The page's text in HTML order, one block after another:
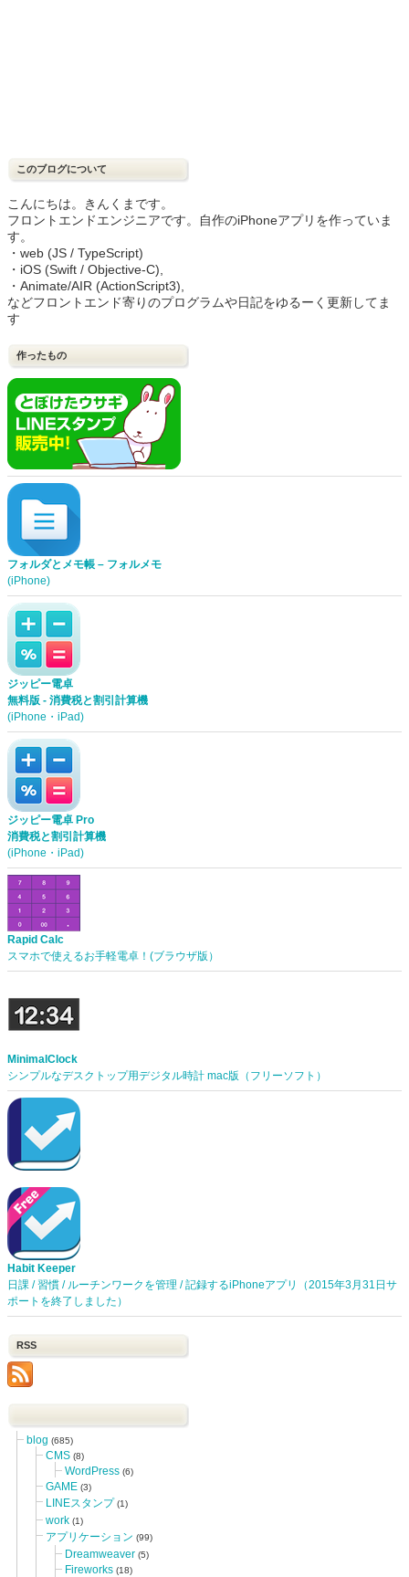
このブログについて
こんにちは。きんくまです。
フロントエンドエンジニアです。自作のiPhoneアプリを作っていま
す。
・web (JS / TypeScript)
・iOS (Swift / Objective-C),
・Animate/AIR (ActionScript3),
などフロントエンド寄りのプログラムや日記をゆるーく更新してま
す
作ったもの
フォルダとメモ帳 – フォルメモ
(iPhone)
ジッピー電卓
無料版 - 消費税と割引計算機
(iPhone・iPad)
ジッピー電卓 Pro
消費税と割引計算機
(iPhone・iPad)
Rapid Calc
スマホで使えるお手軽電卓！(ブラウザ版）
MinimalClock
シンプルなデスクトップ用デジタル時計 mac版（フリーソフト）
Habit Keeper
日課 / 習慣 / ルーチンワークを管理 / 記録するiPhoneアプリ（2015年3月31日サ
ポートを終了しました）
RSS
blog (685)
CMS (8)
WordPress (6)
GAME (3)
LINEスタンプ (1)
work (1)
アプリケーション (99)
Dreamweaver (5)
Fireworks (18)